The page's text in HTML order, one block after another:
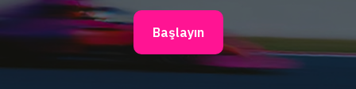
Başlayın